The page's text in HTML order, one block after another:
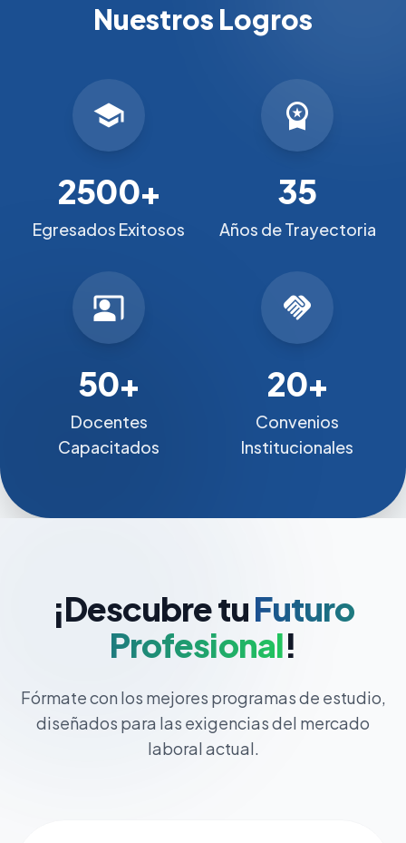
Nuestros Logros
school
2500+
Egresados Exitosos
workspace_premium
35
Años de Trayectoria
co_present
50+
Docentes
Capacitados
handshake
20+
Convenios
Institucionales
¡Descubre tuFuturo
Profesional!
Fórmate con los mejores programas de estudio,
diseñados para las exigencias del mercado
laboral actual.